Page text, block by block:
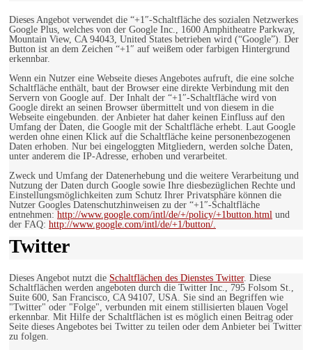
Dieses Angebot verwendet die “+1″-Schaltfläche des sozialen Netzwerkes
Google Plus, welches von der Google Inc., 1600 Amphitheatre Parkway,
Mountain View, CA 94043, United States betrieben wird (“Google”). Der
Button ist an dem Zeichen “+1″ auf weißem oder farbigen Hintergrund
erkennbar.
Wenn ein Nutzer eine Webseite dieses Angebotes aufruft, die eine solche
Schaltfläche enthält, baut der Browser eine direkte Verbindung mit den
Servern von Google auf. Der Inhalt der “+1″-Schaltfläche wird von
Google direkt an seinen Browser übermittelt und von diesem in die
Webseite eingebunden. der Anbieter hat daher keinen Einfluss auf den
Umfang der Daten, die Google mit der Schaltfläche erhebt. Laut Google
werden ohne einen Klick auf die Schaltfläche keine personenbezogenen
Daten erhoben. Nur bei eingeloggten Mitgliedern, werden solche Daten,
unter anderem die IP-Adresse, erhoben und verarbeitet.
Zweck und Umfang der Datenerhebung und die weitere Verarbeitung und
Nutzung der Daten durch Google sowie Ihre diesbezüglichen Rechte und
Einstellungsmöglichkeiten zum Schutz Ihrer Privatsphäre können die
Nutzer Googles Datenschutzhinweisen zu der “+1″-Schaltfläche
entnehmen: http://www.google.com/intl/de/+/policy/+1button.html und
der FAQ: http://www.google.com/intl/de/+1/button/.
Twitter
Dieses Angebot nutzt die Schaltflächen des Dienstes Twitter. Diese
Schaltflächen werden angeboten durch die Twitter Inc., 795 Folsom St.,
Suite 600, San Francisco, CA 94107, USA. Sie sind an Begriffen wie
"Twitter" oder "Folge", verbunden mit einem stillisierten blauen Vogel
erkennbar. Mit Hilfe der Schaltflächen ist es möglich einen Beitrag oder
Seite dieses Angebotes bei Twitter zu teilen oder dem Anbieter bei Twitter
zu folgen.